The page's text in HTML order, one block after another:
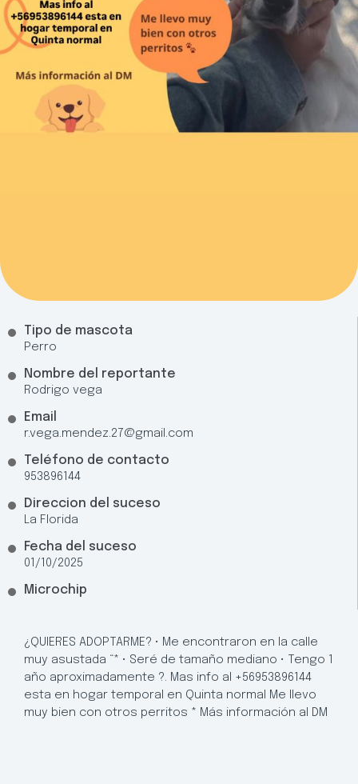
Tipo de mascota
Perro
Nombre del reportante
Rodrigo vega
Email
r.vega.mendez.27@gmail.com
Teléfono de contacto
953896144
Direccion del suceso
La Florida
Fecha del suceso
01/10/2025
Microchip
¿QUIERES ADOPTARME? • Me encontraron en la calle
muy asustada “* • Seré de tamaño mediano • Tengo 1
año aproximadamente ?. Mas info al +56953896144
esta en hogar temporal en Quinta normal Me llevo
muy bien con otros perritos * Más información al DM